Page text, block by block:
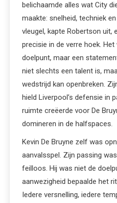
belichaamde alles wat City
maakte: snelheid, techniek
vleugel, kapte Robertson uit,
precisie in de verre hoek.
doelpunt, maar een
niet slechts een talent is,
wedstrijd kan openbreken.
hield Liverpool’s defensie in
ruimte creëerde voor De
domineren in de halfspaces.
Kevin De Bruyne zelf was
aanvalsspel. Zijn passing
feilloos. Hij was niet de
aanwezigheid bepaalde het
Iedere versnelling, iedere